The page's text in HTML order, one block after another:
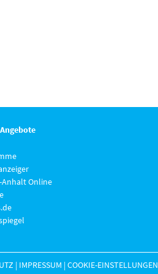
Anhalt Online
| IMPRESSUM |COOKIE-EINSTELLUNGEN